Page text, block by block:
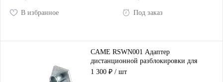
В избранное Под заказ
CAME RSWN001 Адаптер
дистанционной разблокировки для
распашных ворот
1 300 ₽ / шт